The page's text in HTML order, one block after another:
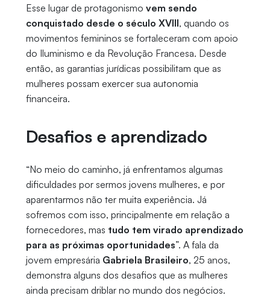
Esse lugar de protagonismo vem sendo
conquistado desde o século XVIII, quando os
movimentos femininos se fortaleceram com apoio
do Iluminismo e da Revolução Francesa. Desde
então, as garantias jurídicas possibilitam que as
mulheres possam exercer sua autonomia
financeira.
Desafios e aprendizado
“No meio do caminho, já enfrentamos algumas
dificuldades por sermos jovens mulheres, e por
aparentarmos não ter muita experiência. Já
sofremos com isso, principalmente em relação a
fornecedores, mas tudo tem virado aprendizado
para as próximas oportunidades”. A fala da
jovem empresária Gabriela Brasileiro, 25 anos,
demonstra alguns dos desafios que as mulheres
ainda precisam driblar no mundo dos negócios.